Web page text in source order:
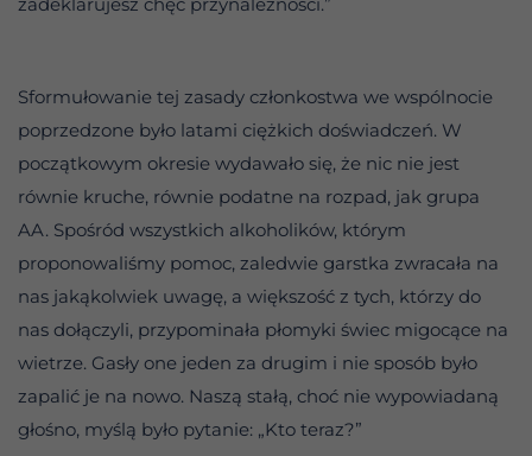
Sformułowanie tej zasady członkostwa we wspólnocie
poprzedzone było latami ciężkich doświadczeń. W
początkowym okresie wydawało się, że nic nie jest
równie kruche, równie podatne na rozpad, jak grupa
AA. Spośród wszystkich alkoholików, którym
proponowaliśmy pomoc, zaledwie garstka zwracała na
nas jakąkolwiek uwagę, a większość z tych, którzy do
nas dołączyli, przypominała płomyki świec migocące na
wietrze. Gasły one jeden za drugim i nie sposób było
zapalić je na nowo. Naszą stałą, choć nie wypowiadaną
głośno, myślą było pytanie: „Kto teraz?”